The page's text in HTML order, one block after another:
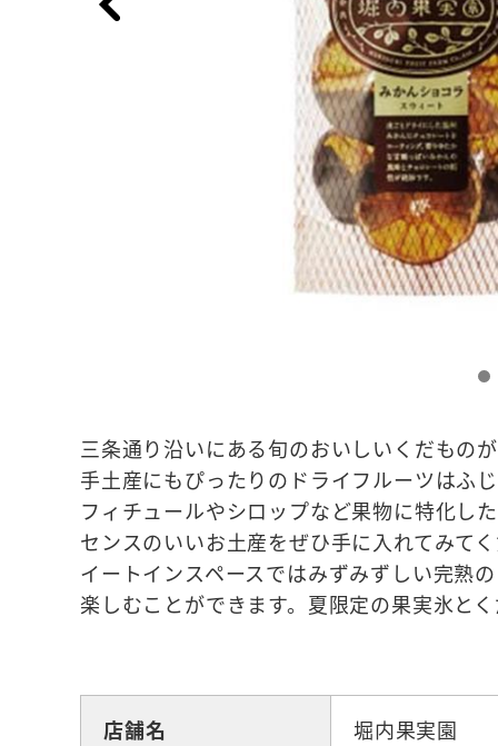
三条通り沿いにある旬のおいしいくだもの
手土産にもぴったりのドライフルーツはふ
フィチュールやシロップなど果物に特化し
センスのいいお土産をぜひ手に入れてみて
イートインスペースではみずみずしい完熟
楽しむことができます。夏限定の果実氷と
店舗名 堀内果実園